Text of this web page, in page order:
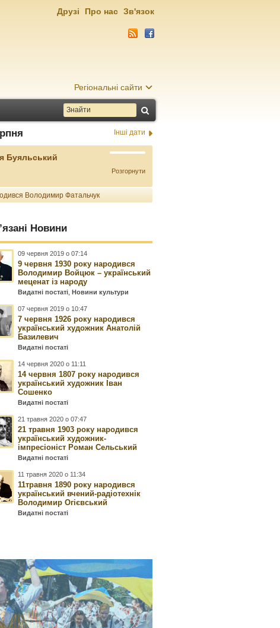
Регіональні сайти
Друзі Про нас Зв'язок
Інші дати
Буяльський
Розгорнути
Володимир Фатальчук
Новини
09 червня 2019 о 07:14
9 червня 1930 року народився
Володимир Войцюк – український
меценат із народу
Видатні постаті ,Новини культури
07 червня 2019 о 10:47
7 червня 1926 року народився
український художник Анатолій
Базилевич
Видатні постаті
14 червня 2020 о 11:11
14 червня 1807 року народився
український художник Іван
Сошенко
Видатні постаті
21 травня 2020 о 07:47
21 травня 1903 року народився
український художник-
імпресіоніст Роман Сельський
Видатні постаті
11 травня 2020 о 11:34
11травня 1890 року народився
український вчений-радіотехнік
Володимир Огієвський
Видатні постаті